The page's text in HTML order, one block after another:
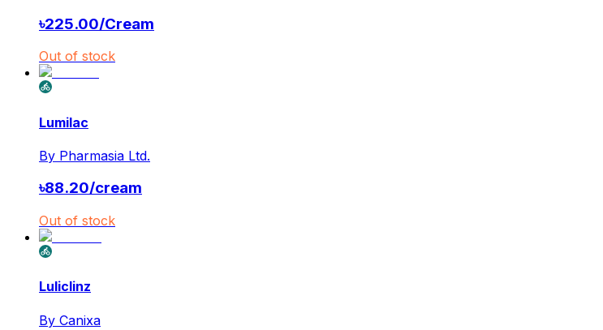
৳225.00/Cream
Out of stock
Lumilac
By Pharmasia Ltd.
৳88.20/cream
Out of stock
Luliclinz
By Canixa